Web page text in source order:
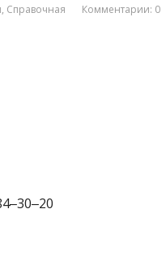
, Справочная Комментарии: 0